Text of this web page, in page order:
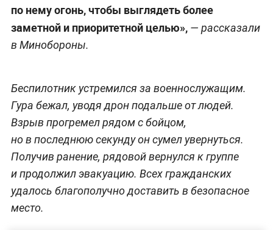
по нему огонь, чтобы выглядеть более
заметной и приоритетной целью», — рассказали
в Минобороны.
Беспилотник устремился за военнослужащим.
Гура бежал, уводя дрон подальше от людей.
Взрыв прогремел рядом с бойцом,
но в последнюю секунду он сумел увернуться.
Получив ранение, рядовой вернулся к группе
и продолжил эвакуацию. Всех гражданских
удалось благополучно доставить в безопасное
место.